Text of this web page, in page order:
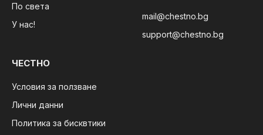
По света
У нас!
mail@chestno.bg
support@chestno.bg
ЧЕСТНО
Условия за ползване
Лични данни
Политика за бисквтики